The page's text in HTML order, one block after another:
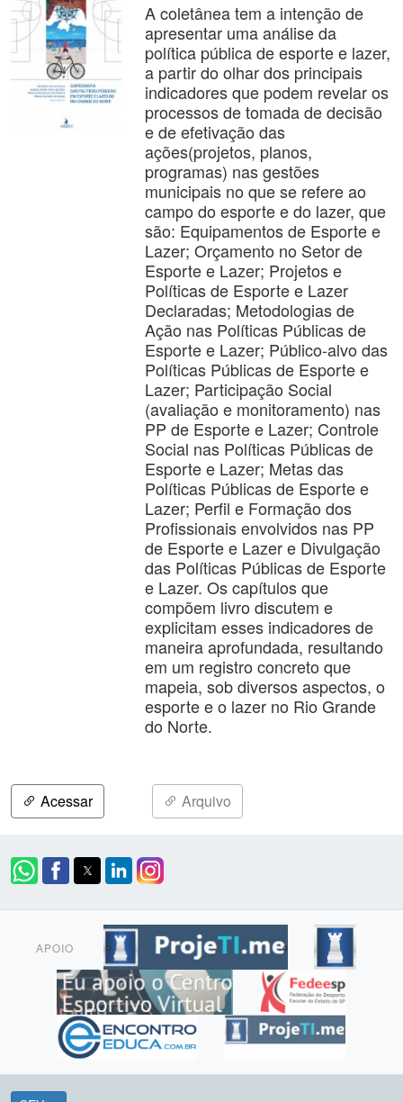
A coletânea tem a intenção de
apresentar uma análise da
política pública de esporte e lazer,
a partir do olhar dos principais
indicadores que podem revelar os
processos de tomada de decisão
e de efetivação das
ações(projetos, planos,
programas) nas gestões
municipais no que se refere ao
campo do esporte e do lazer, que
são: Equipamentos de Esporte e
Lazer; Orçamento no Setor de
Esporte e Lazer; Projetos e
Políticas de Esporte e Lazer
Declaradas; Metodologias de
Ação nas Políticas Públicas de
Esporte e Lazer; Público-alvo das
Políticas Públicas de Esporte e
Lazer; Participação Social
(avaliação e monitoramento) nas
PP de Esporte e Lazer; Controle
Social nas Políticas Públicas de
Esporte e Lazer; Metas das
Políticas Públicas de Esporte e
Lazer; Perfil e Formação dos
Profissionais envolvidos nas PP
de Esporte e Lazer e Divulgação
das Políticas Públicas de Esporte
e Lazer. Os capítulos que
compõem livro discutem e
explicitam esses indicadores de
maneira aprofundada, resultando
em um registro concreto que
mapeia, sob diversos aspectos, o
esporte e o lazer no Rio Grande
do Norte.
Acessar Arquivo
APOIO